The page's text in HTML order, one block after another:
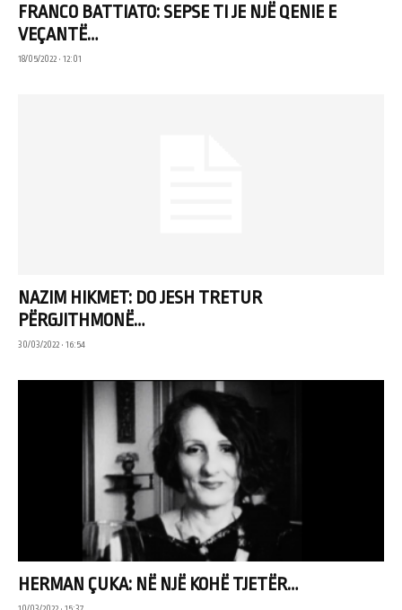
FRANCO BATTIATO: SEPSE TI JE NJË QENIE E
VEÇANTË…
18/05/2022 • 12:01
NAZIM HIKMET: DO JESH TRETUR
PËRGJITHMONË…
30/03/2022 • 16:54
HERMAN ÇUKA: NË NJË KOHË TJETËR…